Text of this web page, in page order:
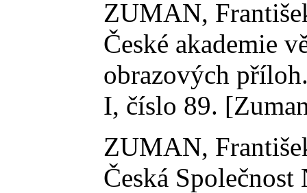
ZUMAN,
České akademie
obrazových
I, číslo 89.
ZUMAN,
Česká